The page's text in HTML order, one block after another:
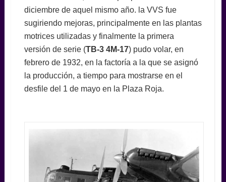
diciembre de aquel mismo año. la VVS fue
sugiriendo mejoras, principalmente en las plantas
motrices utilizadas y finalmente la primera
versión de serie (TB-3 4M-17) pudo volar, en
febrero de 1932, en la factoría a la que se asignó
la producción, a tiempo para mostrarse en el
desfile del 1 de mayo en la Plaza Roja.